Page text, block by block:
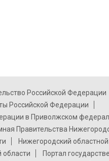
Российской Федерации
Российской Федерации
в Приволжском
Правительства
Нижегородский областной
Портал